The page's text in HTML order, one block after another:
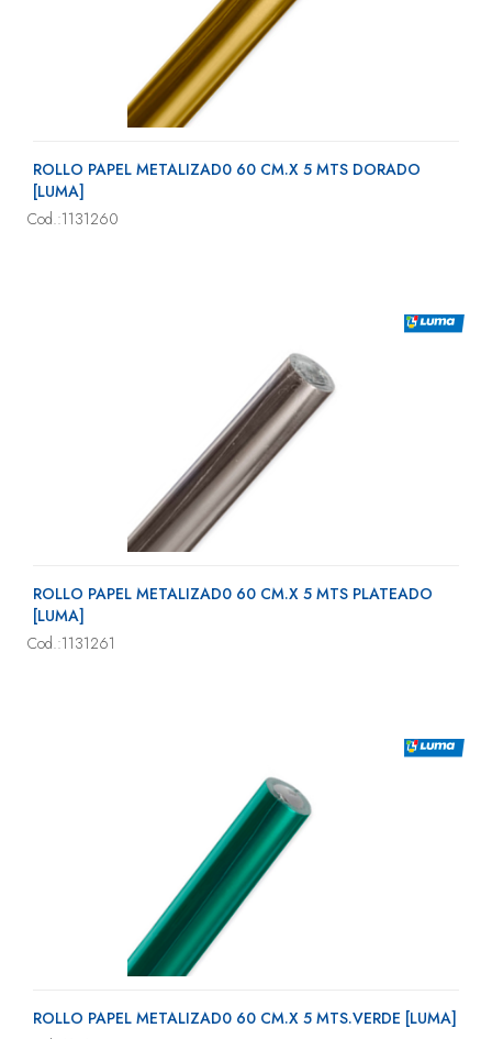
ROLLO PAPEL METALIZAD0 60 CM.X 5 MTS DORADO
[LUMA]
Cod.:1131260
ROLLO PAPEL METALIZAD0 60 CM.X 5 MTS PLATEADO
[LUMA]
Cod.:1131261
ROLLO PAPEL METALIZAD0 60 CM.X 5 MTS.VERDE [LUMA]